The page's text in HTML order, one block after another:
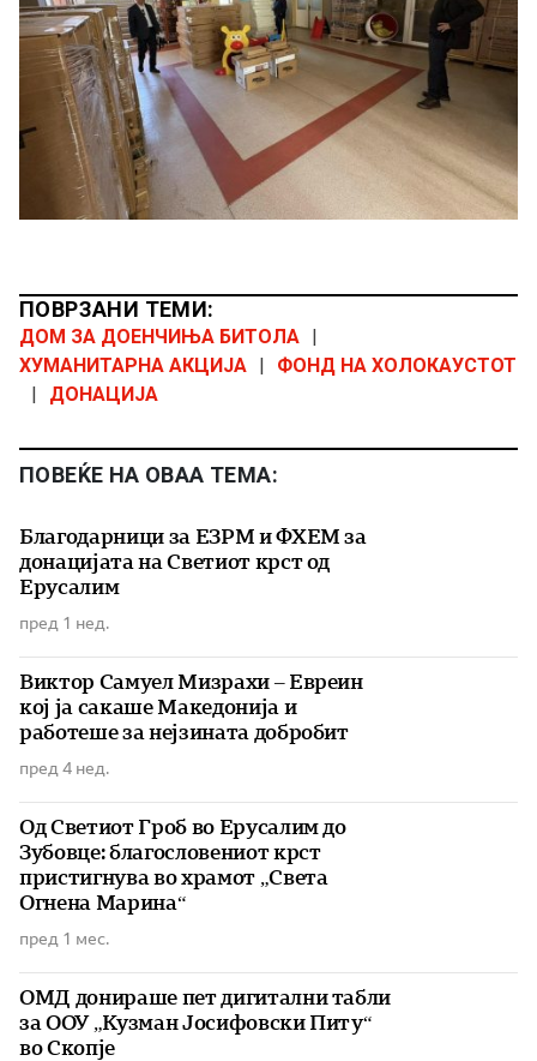
ПОВРЗАНИ ТЕМИ:
ДОМ ЗА ДОЕНЧИЊА БИТОЛА |
ХУМАНИТАРНА АКЦИЈА |
ФОНД НА ХОЛОКАУСТОТ
|
ДОНАЦИЈА
ПОВЕЌЕ НА ОВАА ТЕМА:
Благодарници за ЕЗРМ и ФХЕМ за
донацијата на Светиот крст од
Ерусалим
пред 1 нед.
Виктор Самуел Мизрахи – Евреин
кој ја сакаше Македонија и
работеше за нејзината добробит
пред 4 нед.
Од Светиот Гроб во Ерусалим до
Зубовце: благословениот крст
пристигнува во храмот „Света
Огнена Марина“
пред 1 мес.
ОМД донираше пет дигитални табли
за ООУ „Кузман Јосифовски Питу“
во Скопје